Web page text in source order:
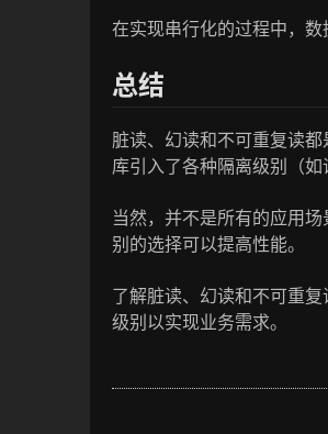
在实现串行化的过程中，
总结
脏读、幻读和不可重复读
库引入了各种隔离级别（
当然，并不是所有的应用
别的选择可以提高性能。
了解脏读、幻读和不可重
级别以实现业务需求。